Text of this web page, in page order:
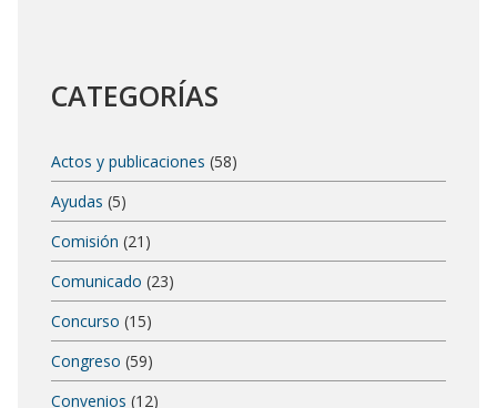
CATEGORÍAS
Actos y publicaciones (58)
Ayudas (5)
Comisión (21)
Comunicado (23)
Concurso (15)
Congreso (59)
Convenios (12)